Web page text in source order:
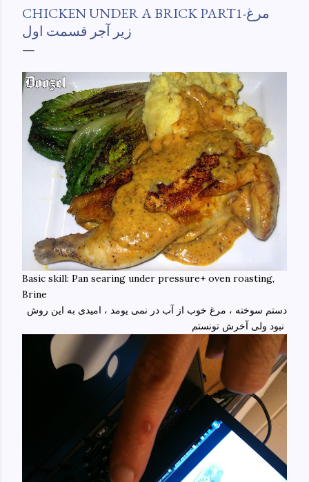
ebook/dp/B0861H47GS/ref=sr_1_1?
dchild=1&keywords=tehran+to+new+york&qid=158481093
0&sr=8-1
CHICKEN UNDER A BRICK PART1-مرغ
زیر آجر قسمت اول
Basic skill: Pan searing under pressure+ oven roasting,
Brine
دستم سوخته ، مرغ خوب از آب در نمی یومد ، امیدی به این روش